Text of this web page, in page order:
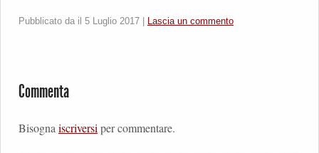
Pubblicato da il 5 Luglio 2017 Lascia un commento
Commenta
Bisognaiscriversiper commentare.